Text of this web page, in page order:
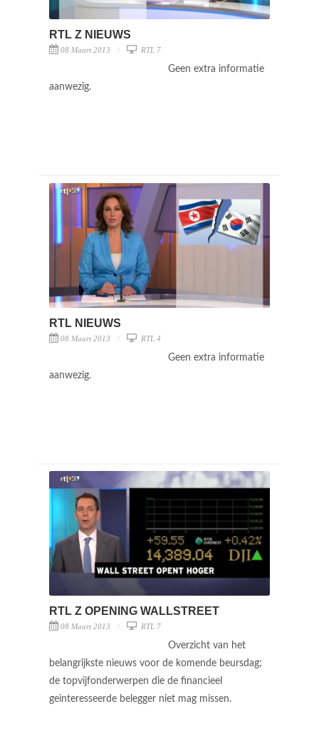
RTL Z NIEUWS
08 Maart 2013 RTL 7
Geen extra informatie
aanwezig.
RTL NIEUWS
08 Maart 2013 RTL 4
Geen extra informatie
aanwezig.
RTL Z OPENING WALLSTREET
08 Maart 2013 RTL 7
Overzicht van het
belangrijkste nieuws voor de komende beursdag;
de topvijfonderwerpen die de financieel
geinteresseerde belegger niet mag missen.